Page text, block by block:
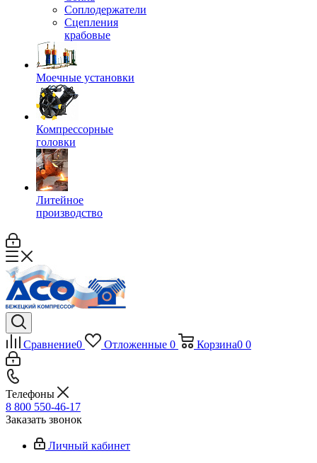
Соплодержатели
Сцепления
крабовые
Моечные установки
Компрессорные
головки
Литейное
производство
Сравнение0 Отложенные 0 Корзина0 0
Телефоны
8 800 550-46-17
Заказать звонок
Личный кабинет